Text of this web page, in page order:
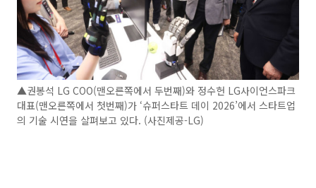
▲권봉석 LG COO(맨오른쪽에서 두번째)와 정수헌 LG사이언스파크
대표(맨오른쪽에서 첫번째)가 ‘슈퍼스타트 데이 2026’에서 스타트업
의 기술 시연을 살펴보고 있다. (사진제공-LG)